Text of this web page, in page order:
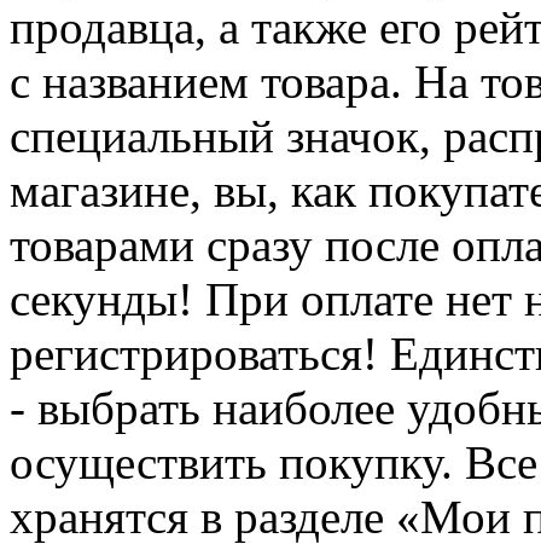
продавца, а также его
с названием товара. На
специальный значок,
магазине, вы, как
товарами сразу после
секунды! При оплате нет
регистрироваться!
- выбрать наиболее
осуществить покупку.
хранятся в разделе